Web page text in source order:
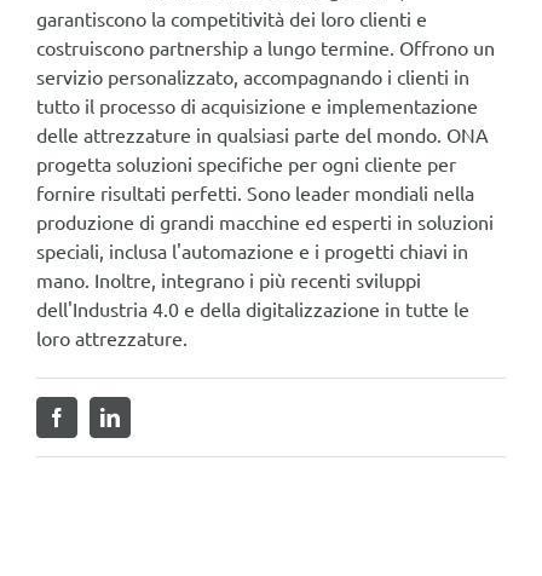
garantiscono la competitività dei loro clienti e
costruiscono partnership a lungo termine. Offrono un
servizio personalizzato, accompagnando i clienti in
tutto il processo di acquisizione e implementazione
delle attrezzature in qualsiasi parte del mondo. ONA
progetta soluzioni specifiche per ogni cliente per
fornire risultati perfetti. Sono leader mondiali nella
produzione di grandi macchine ed esperti in soluzioni
speciali, inclusa l'automazione e i progetti chiavi in
mano. Inoltre, integrano i più recenti sviluppi
dell'Industria 4.0 e della digitalizzazione in tutte le
loro attrezzature.
FacebookLinkedIn